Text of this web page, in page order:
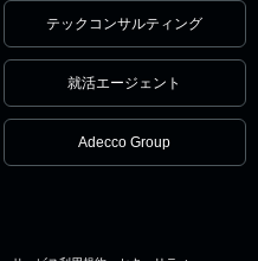
テックコンサルティング
就活エージェント
Adecco Group